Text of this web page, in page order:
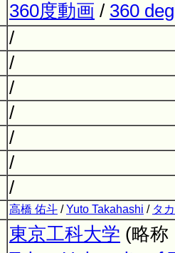
360度動画 / 360
/
/
/
/
/
/
/
高橋 佑斗 /Yuto Takahashi / タ
東京工科大学 (略